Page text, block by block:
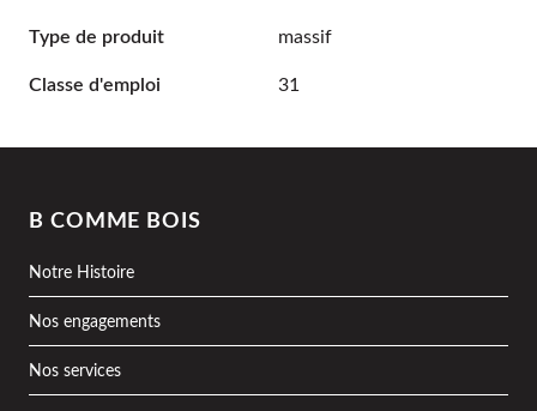
Type de produit massif
Classe d'emploi 31
B COMME BOIS
Notre Histoire
Nos engagements
Nos services